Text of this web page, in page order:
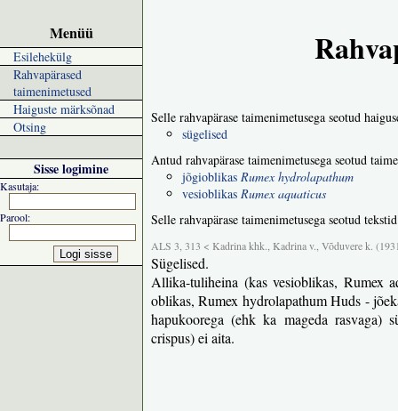
Menüü
Esilehekülg
Rahvapärased
taimenimetused
Haiguste märksõnad
Otsing
Sisse logimine
Kasutaja:
Parool:
Selle rahvapärase taimenimetusega seotud
sügelised
Antud rahvapärase taimenimetusega seotud
jõgioblikas Rumex hydrolapathum
vesioblikas Rumex aquaticus
Selle rahvapärase taimenimetusega seotud
ALS 3, 313 < Kadrina khk., Kadrina v., Võduvere k.
Sügelised.
Allika-tuliheina (kas vesioblikas, Rumex
oblikas, Rumex hydrolapathum Huds -
hapukoorega (ehk ka mageda rasvaga)
crispus) ei aita.